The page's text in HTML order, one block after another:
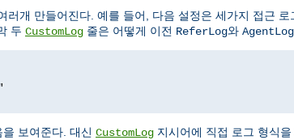
러개 만들어진다. 예를 들어, 다음 설정은 세가지 접근
두 CustomLog 줄은 어떻게 이전 ReferLog와 AgentLog
보여준다. 대신 CustomLog 지시어에 직접 로그 형식을